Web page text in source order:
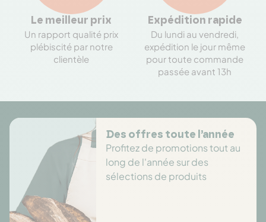
Le meilleur prix
Un rapport qualité prix
plébiscité par notre
clientèle
Expédition rapide
Du lundi au vendredi,
expédition le jour même
pour toute commande
passée avant 13h
Des offres toute l’année
Profitez de promotions tout au
long de l'année sur des
sélections de produits